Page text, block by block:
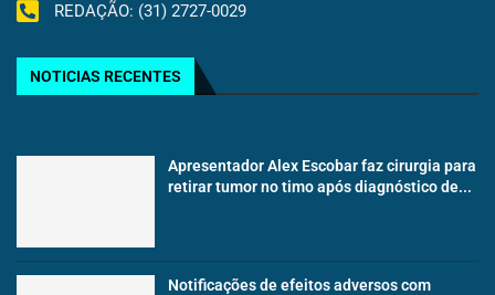
REDAÇÃO: (31) 2727-0029
NOTICIAS RECENTES
Apresentador Alex Escobar faz cirurgia para
retirar tumor no timo após diagnóstico de...
Notificações de efeitos adversos com